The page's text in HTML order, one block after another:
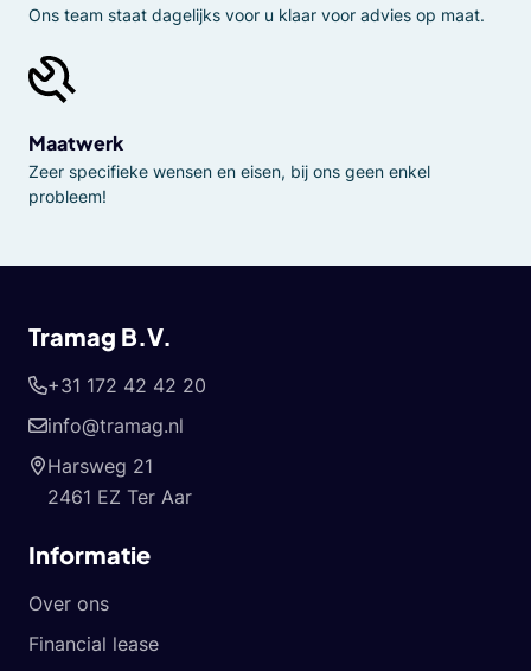
Ons team staat dagelijks voor u klaar voor advies op maat.
Maatwerk
Zeer specifieke wensen en eisen, bij ons geen enkel
probleem!
Tramag B.V.
+31 172 42 42 20
info@tramag.nl
Harsweg 21
2461 EZ Ter Aar
Informatie
Over ons
Financial lease